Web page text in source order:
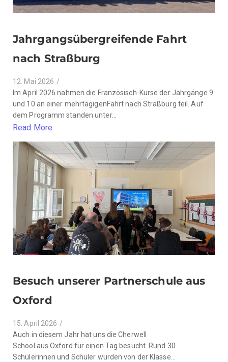
Jahrgangsübergreifende Fahrt
nach Straßburg
12. Mai 2026 /
Im April 2026 nahmen die Französisch-Kurse der Jahrgänge 9
und 10 an einer mehrtägigenFahrt nach Straßburg teil. Auf
dem Programm standen unter...
Read More
Besuch unserer Partnerschule aus
Oxford
15. April 2026 /
Auch in diesem Jahr hat uns die Cherwell
School aus Oxford für einen Tag besucht. Rund 30
Schülerinnen und Schüler wurden von der Klasse...